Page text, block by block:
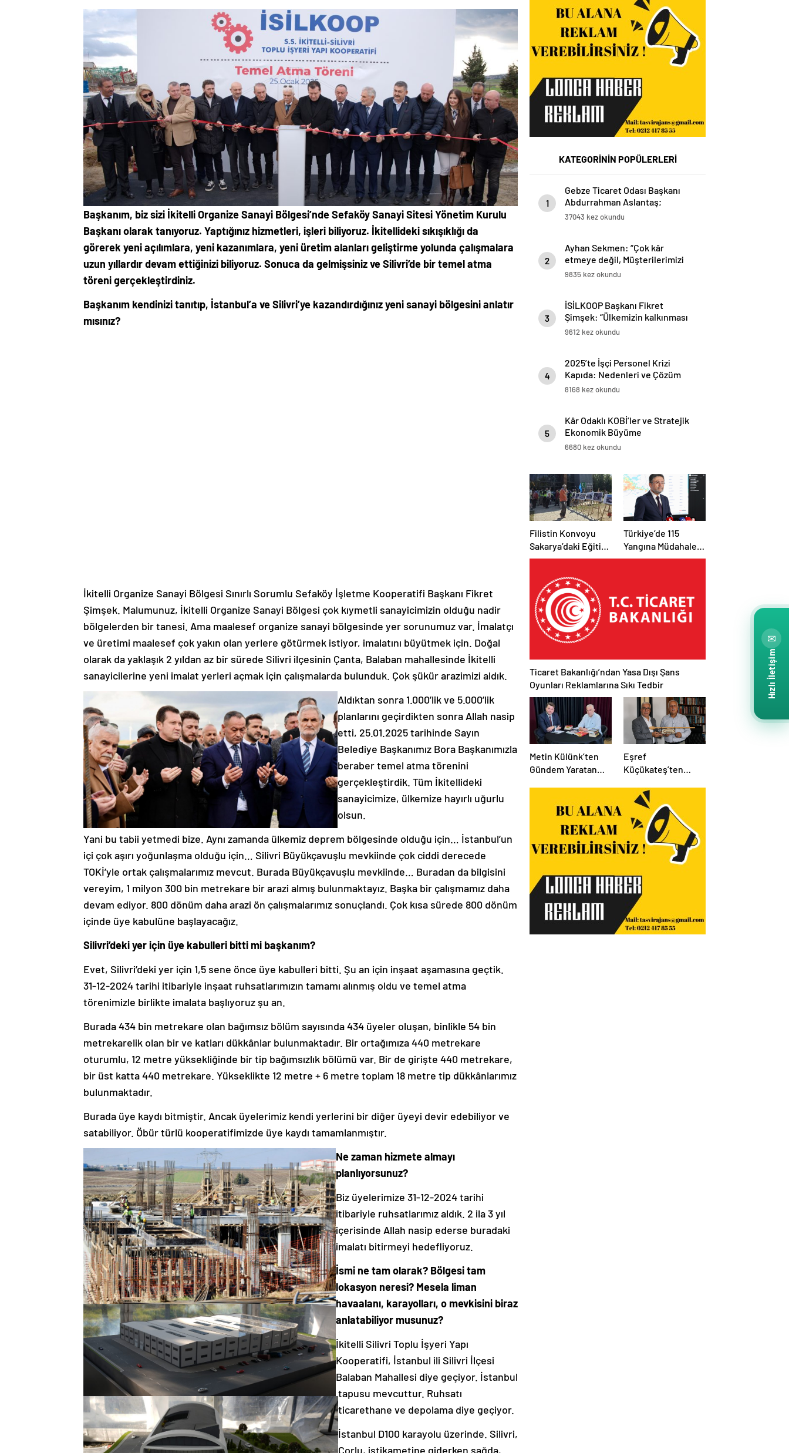
Başkanım, biz sizi İkitelli Organize Sanayi Bölgesi’nde Sefaköy Sanayi Sitesi Yönetim Kurulu
Başkanı olarak tanıyoruz. Yaptığınız hizmetleri, işleri biliyoruz. İkitellideki sıkışıklığı da
görerek yeni açılımlara, yeni kazanımlara, yeni üretim alanları geliştirme yolunda çalışmalara
uzun yıllardır devam ettiğinizi biliyoruz. Sonuca da gelmişsiniz ve Silivri’de bir temel atma
töreni gerçekleştirdiniz.
Başkanım kendinizi tanıtıp, İstanbul’a ve Silivri’ye kazandırdığınız yeni sanayi bölgesini anlatır
mısınız?
İkitelli Organize Sanayi Bölgesi Sınırlı Sorumlu Sefaköy İşletme Kooperatifi Başkanı Fikret
Şimşek. Malumunuz, İkitelli Organize Sanayi Bölgesi çok kıymetli sanayicimizin olduğu nadir
bölgelerden bir tanesi. Ama maalesef organize sanayi bölgesinde yer sorunumuz var. İmalatçı
ve üretimi maalesef çok yakın olan yerlere götürmek istiyor, imalatını büyütmek için. Doğal
olarak da yaklaşık 2 yıldan az bir sürede Silivri ilçesinin Çanta, Balaban mahallesinde İkitelli
sanayicilerine yeni imalat yerleri açmak için çalışmalarda bulunduk. Çok şükür arazimizi aldık.
Aldıktan sonra 1.000’lik ve 5.000’lik
planlarını geçirdikten sonra Allah nasip
etti, 25.01.2025 tarihinde Sayın
Belediye Başkanımız Bora Başkanımızla
beraber temel atma törenini
gerçekleştirdik. Tüm İkitellideki
sanayicimize, ülkemize hayırlı uğurlu
olsun.
Yani bu tabii yetmedi bize. Aynı zamanda ülkemiz deprem bölgesinde olduğu için… İstanbul’un
içi çok aşırı yoğunlaşma olduğu için… Silivri Büyükçavuşlu mevkiinde çok ciddi derecede
TOKİ’yle ortak çalışmalarımız mevcut. Burada Büyükçavuşlu mevkiinde… Buradan da bilgisini
vereyim, 1 milyon 300 bin metrekare bir arazi almış bulunmaktayız. Başka bir çalışmamız daha
devam ediyor. 800 dönüm daha arazi ön çalışmalarımız sonuçlandı. Çok kısa sürede 800 dönüm
içinde üye kabulüne başlayacağız.
Silivri’deki yer için üye kabulleri bitti mi başkanım?
Evet, Silivri’deki yer için 1,5 sene önce üye kabulleri bitti. Şu an için inşaat aşamasına geçtik.
31-12-2024 tarihi itibariyle inşaat ruhsatlarımızın tamamı alınmış oldu ve temel atma
törenimizle birlikte imalata başlıyoruz şu an.
Burada 434 bin metrekare olan bağımsız bölüm sayısında 434 üyeler oluşan, binlikle 54 bin
metrekarelik olan bir ve katları dükkânlar bulunmaktadır. Bir ortağımıza 440 metrekare
oturumlu, 12 metre yüksekliğinde bir tip bağımsızlık bölümü var. Bir de girişte 440 metrekare,
bir üst katta 440 metrekare. Yükseklikte 12 metre + 6 metre toplam 18 metre tip dükkânlarımız
bulunmaktadır.
Burada üye kaydı bitmiştir. Ancak üyelerimiz kendi yerlerini bir diğer üyeyi devir edebiliyor ve
satabiliyor. Öbür türlü kooperatifimizde üye kaydı tamamlanmıştır.
Ne zaman hizmete almayı
planlıyorsunuz?
Biz üyelerimize 31-12-2024 tarihi
itibariyle ruhsatlarımız aldık. 2 ila 3 yıl
içerisinde Allah nasip ederse buradaki
imalatı bitirmeyi hedefliyoruz.
İsmi ne tam olarak? Bölgesi tam
lokasyon neresi? Mesela liman
havaalanı, karayolları, o mevkisini biraz
anlatabiliyor musunuz?
İkitelli Silivri Toplu İşyeri Yapı
Kooperatifi, İstanbul ili Silivri İlçesi
Balaban Mahallesi diye geçiyor. İstanbul
tapusu mevcuttur. Ruhsatı
ticarethane ve depolama diye geçiyor.
İstanbul D100 karayolu üzerinde. Silivri,
Çorlu, istikametine giderken sağda,
KATEGORİNİN POPÜLERLERİ
1
Gebze Ticaret Odası Başkanı
Abdurrahman Aslantaş;
“Gebze’nin en büyük şansı
olması. Yabancı sermaye,
networklarıyla ve know-
hows’ları ile Gebze’yi ticarette,
37043 kez okundu
2
Ayhan Sekmen: “Çok kâr
etmeye değil, Müşterilerimizi
memnun etmeye odaklıyız”
9835 kez okundu
3
İSİLKOOP Başkanı Fikret
Şimşek: “Ülkemizin kalkınması
için elimizden gelen her şeyi
9612 kez okundu
4
2025’te İşçi Personel Krizi
Kapıda: Nedenleri ve Çözüm
Önerileri
8168 kez okundu
5
Kâr Odaklı KOBİ’ler ve Stratejik
Ekonomik Büyüme
6680 kez okundu
Filistin Konvoyu
Sakarya’daki Eğitim
Kampını
Etabı Başlıyor
Türkiye’de 115
Yangına Müdahale
Edildi: 110’u Kontrol
Ticaret Bakanlığı’ndan Yasa Dışı Şans
Oyunları Reklamlarına Sıkı Tedbir
Metin Külünk’ten
Gündem Yaratan
Siyasete İlişkin
Mesajlar
Eşref
Küçükateş’ten
Hüseyin Avni
Mutlu’ya Anlamlı
Ziyaret
✉
Hızlı İletişim